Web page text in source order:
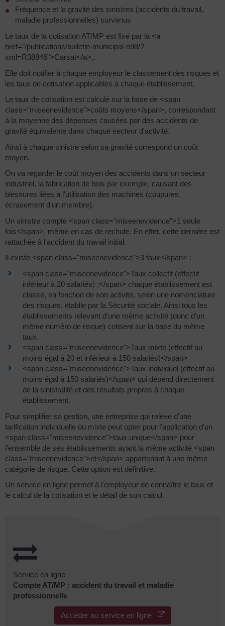
Fréquence et la gravité des sinistres (accidents du travail,
maladie professionnelles) survenus
Le taux de la cotisation AT/MP est fixé par la <a
href="/publications/bulletin-municipal-n98/?
xml=R38846">Carsat</a>,.
Elle doit notifier à chaque employeur le classement des risques et
les taux de cotisation applicables à chaque établissement.
Le taux de cotisation est calculé sur la base de <span
class="miseenevidence">coûts moyens</span>, correspondant
à la moyenne des dépenses causées par des accidents de
gravité équivalente dans chaque secteur d'activité.
Ainsi à chaque sinistre selon sa gravité correspond un coût
moyen.
On va regarder le coût moyen des accidents dans un secteur
industriel, la fabrication de bois par exemple, causant des
blessures liées à l'utilisation des machines (coupures,
écrasement d'un membre).
Un sinistre compte <span class="miseenevidence">1 seule
fois</span>, même en cas de rechute. En effet, cette dernière est
rattachée à l'accident du travail initial.
Il existe <span class="miseenevidence">3 taux</span> :
<span class="miseenevidence">Taux collectif (effectif
inférieur à 20 salariés) :</span> chaque établissement est
classé, en fonction de son activité, selon une nomenclature
des risques, établie par la Sécurité sociale. Ainsi tous les
établissements relevant d'une même activité (donc d'un
même numéro de risque) cotisent sur la base du même
taux.
<span class="miseenevidence">Taux mixte (effectif au
moins égal à 20 et inférieur à 150 salariés)</span>
<span class="miseenevidence">Taux individuel (effectif au
moins égal à 150 salariés)</span> qui dépend directement
de la sinistralité et des résultats propres à chaque
établissement.
Pour simplifier sa gestion, une entreprise qui relève d'une
tarification individuelle ou mixte peut opter pour l’application d’un
<span class="miseenevidence">taux unique</span> pour
l’ensemble de ses établissements ayant la même activité <span
class="miseenevidence">et</span> appartenant à une même
catégorie de risque. Cette option est définitive.
Un service en ligne permet à l'employeur de connaître le taux et
le calcul de la cotisation et le détail de son calcul.
Service en ligne
Compte AT/MP : accident du travail et maladie
professionnelle
Accéder au service en ligne